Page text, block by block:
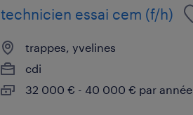
technicien essai cem (f/h)
trappes, yvelines
cdi
32 000 € - 40 000 € par année